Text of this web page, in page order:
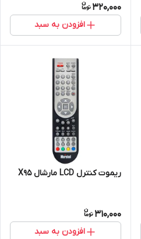
320,000
افزودن به سبد
ریموت کنترل LCD مارشال X95
310,000
افزودن به سبد